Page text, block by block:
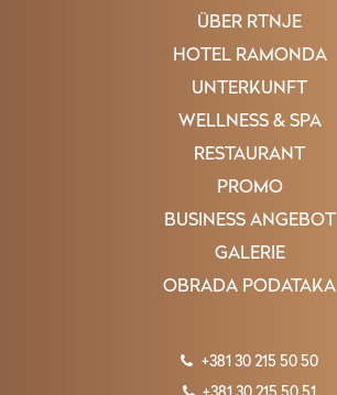
ÜBER RTNJE
HOTEL RAMONDA
UNTERKUNFT
WELLNESS & SPA
RESTAURANT
PROMO
BUSINESS ANGEBOT
GALERIE
OBRADA PODATAKA
+381 30 215 50 50